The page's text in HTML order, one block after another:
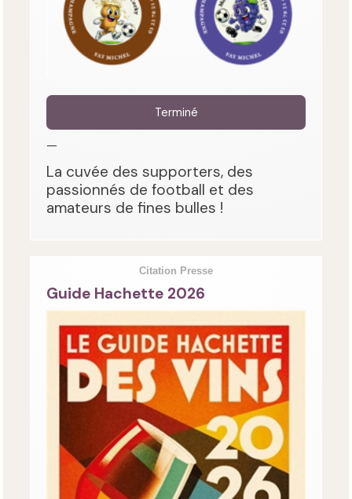
Terminé
—
La cuvée des supporters, des
passionnés de football et des
amateurs de fines bulles !
Citation Presse
Guide Hachette 2026